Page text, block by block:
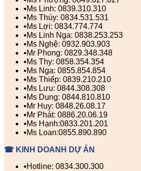
▪️Ms Linh: 0839.310.310
▪️Ms Thúy: 0834.531.531
▪️Ms Lợi: 0834.774.774
▪️Ms Linh Nga: 0838.253.253
▪️Ms Nghệ: 0932.903.903
▪️Mr Phong: 0829.348.348
▪️Ms Thy: 0858.354.354
▪️Ms Nga: 0855.854.854
▪️Ms Thiếp: 0839.210.210
▪️Ms Lưu: 0844.308.308
▪️Ms Dung: 0844.810.810
▪️Mr Huy: 0848.26.08.17
▪️Mr Phát: 0886.20.06.19
▪️Ms Hạnh:0833.201.201
▪️Ms Loan:0855.890.890
☎ KINH DOANH DỰ ÁN
▪️Hotline: 0834.300.300